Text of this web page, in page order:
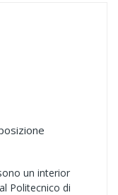
un interior
Politecnico di